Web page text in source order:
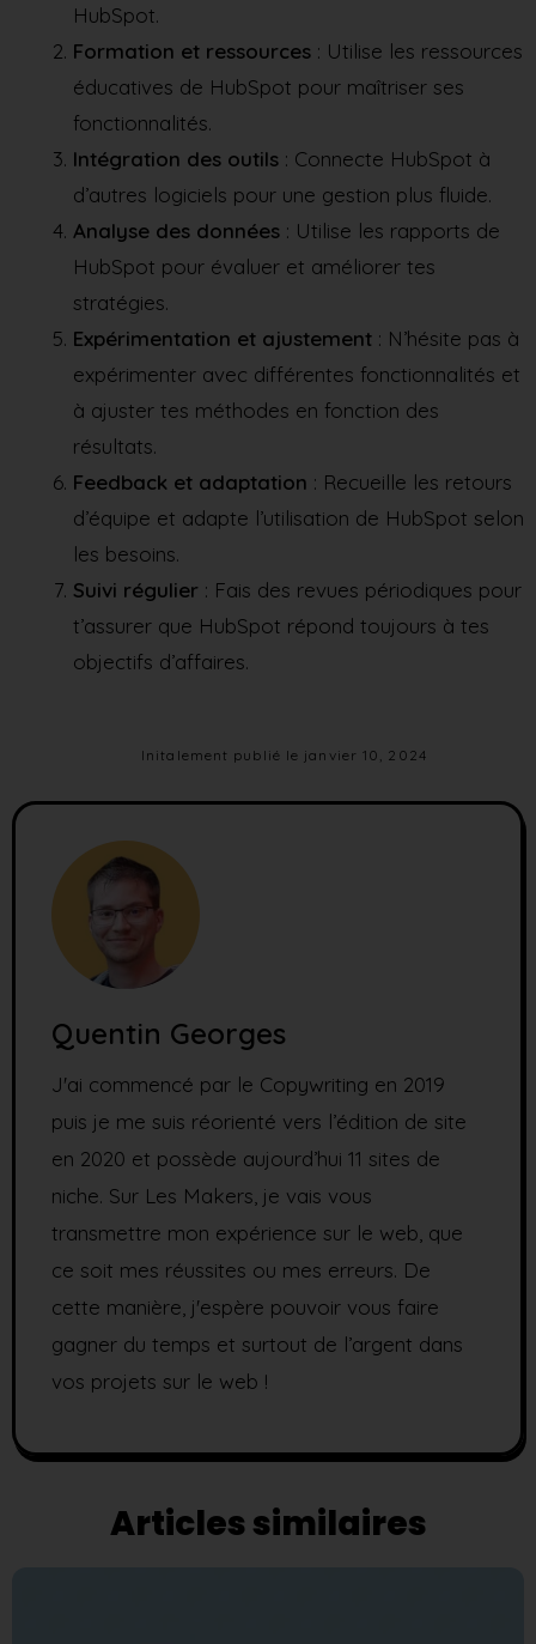
HubSpot.
Formation et ressources : Utilise les ressources
éducatives de HubSpot pour maîtriser ses
fonctionnalités.
Intégration des outils : Connecte HubSpot à
d’autres logiciels pour une gestion plus fluide.
Analyse des données : Utilise les rapports de
HubSpot pour évaluer et améliorer tes
stratégies.
Expérimentation et ajustement : N’hésite pas à
expérimenter avec différentes fonctionnalités et
à ajuster tes méthodes en fonction des
résultats.
Feedback et adaptation : Recueille les retours
d’équipe et adapte l’utilisation de HubSpot selon
les besoins.
Suivi régulier : Fais des revues périodiques pour
t’assurer que HubSpot répond toujours à tes
objectifs d’affaires.
Initalement publié le janvier 10, 2024
Quentin Georges
J'ai commencé par le Copywriting en 2019
puis je me suis réorienté vers l’édition de site
en 2020 et possède aujourd’hui 11 sites de
niche. Sur Les Makers, je vais vous
transmettre mon expérience sur le web, que
ce soit mes réussites ou mes erreurs. De
cette manière, j'espère pouvoir vous faire
gagner du temps et surtout de l’argent dans
vos projets sur le web !
Articles similaires